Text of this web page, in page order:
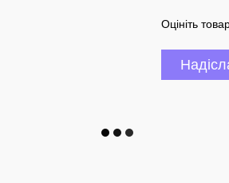
Оцініть